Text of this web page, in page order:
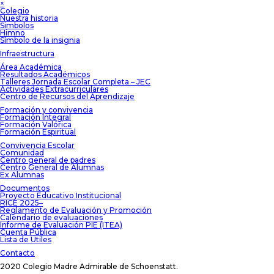
×
Colegio
Nuestra historia
Simbolos
Himno
Símbolo de la insignia
Infraestructura
Área Académica
Resultados Académicos
Talleres Jornada Escolar Completa – JEC
Actividades Extracurriculares
Centro de Recursos del Aprendizaje
Formación y convivencia
Formación Integral
Formación Valórica
Formación Espiritual
Convivencia Escolar
Comunidad
Centro general de padres
Centro General de Alumnas
Ex Alumnas
Documentos
Proyecto Educativo Institucional
RICE 2025–
Reglamento de Evaluación y Promoción
Calendario de evaluaciones
Informe de Evaluación PIE (ITEA)
Cuenta Pública
Lista de Útiles
Contacto
2020 Colegio Madre Admirable de Schoenstatt.